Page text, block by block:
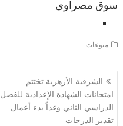
سوق مصراوى
منوعات
تصفّح
المقالات
الشرقية الأزهرية تختتم
امتحانات الشهادة الإعدادية للفصل
الدراسي الثاني وغداً بدء أعمال
تقدير الدرجات